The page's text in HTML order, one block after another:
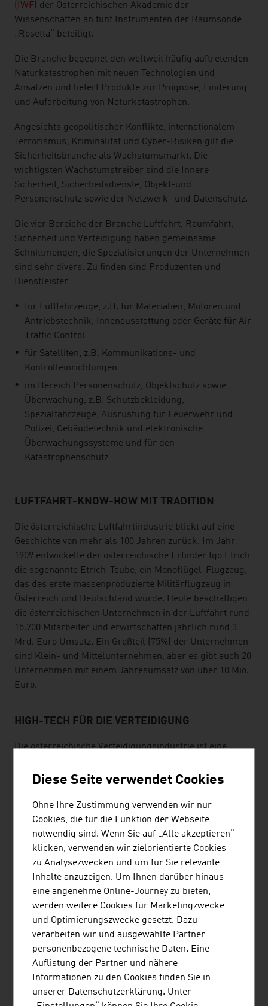
(IWF)
der Österreichischen Akademie der
Wissenschaften an fünf Instrumenten der Raumsonde
„Rosetta“ beteiligt.
Die Branche begegnet den weltweit häufig auftretenden
Naturkatastrophen mit neuen Technologien und
Ansätzen und liefert Produkte zur Prognose, Linderung
und Aufarbeitung von Naturkatastrophen.
Angesichts geopolitischer Konflikte, internationalem
Terrorismus, Kriminalität und Cyber-Risiken gilt die
Sicherheitsbranche als Wachstumsmarkt. Die
wichtigsten Wachstumstreiber sind die Innere
Sicherheit, Sicherheitsdienste, Objekt-und
Personenschutz sowie der Netzwerk- und Datenschutz.
Die vier Bereiche der Branche Luftfahrt, Raumfahrt,
Sicherheit und Verteidigung haben gemeinsame
Schnittmengen, die Spezialisierungen der Unternehmen
sind sehr divers. Zu finden sind Produzenten und
Dienstleister
für Luftfahrzeuge, z.B. für Materialien, Motoren und
Antriebstechnik, Innenausstattung oder Geräte für Air
Traffic Control
für Satelliten, z.B. Kommunikations- und
Kontrolleinrichtungen
im Bereich Personenschutz, Objektschutz sowie
Überwachung, z.B. Schutzbekleidung,
Spezialfahrzeuge, Ausrüstung für Feuerwehr und
Polizei, Gebäudetechnik und elektronische
Überwachungssysteme und für den
Katastrophenschutz
LUFTFAHRT-KNOW-HOW MIT TRADITION
Die österreichische Luftfahrtindustrie blickt auf eine
Geschichte von mehr als 100 Jahren zurück. Im Jahr
1909 entwickelte der österreichische Erfinder Igo Etrich
die sogenannte Etrich-Taube, ein Monoflügel-Flugzeug,
das das erste massenproduzierte Militärflugzeug in
Österreich und Deutschland wurde. Heute beschäftigen
die österreichischen Unternehmen in der Luftfahrt rund
15.700 Mitarbeiter und erwirtschaften jährlich rund 3
Mrd. Euro Umsatz. Ein Großteil (75%) der Unternehmen
sind Klein- und Mittelunternehmen, aber es gibt auch 20
Unternehmen mit einem Jahresumsatz von über 10 Mio.
Euro.
HIGH-TECH FÜR DIE VERTEIDIGUNG
Die österreichische Verteidigungsindustrie ist eine
Ein Großteil der Unternehmen stellen sogenannte Dual-
Bereich eingesetzt werden. Die österreichische
Sicherheits- und Verteidigungswirtschaft erzielt einen
Jahresumsatz von rund 3,3 Mrd. Euro.
SICHERHEIT FÜR WELTMÄRKTE
Produkte österreichischer Unternehmen aus der
Sicherheits-Branche sind auf der ganzen Welt im
Einsatz. Geliefert werden qualitativ hochwertige
Schutzbekleidung, Spezialfahrzeuge, Ausrüstung für
Feuerwehren und Polizei, Gebäudetechnik,
Brandmeldeanlagen sowie Alarm- und elektronische
Sicherheitssysteme. Auch im Bereich IT-Sicherheit
Diese Seite verwendet Cookies
Ohne Ihre Zustimmung verwenden wir nur
Cookies, die für die Funktion der Webseite
notwendig sind. Wenn Sie auf „Alle akzeptieren“
klicken, verwenden wir zielorientierte Cookies
zu Analysezwecken und um für Sie relevante
Inhalte anzuzeigen. Um Ihnen darüber hinaus
eine angenehme Online-Journey zu bieten,
werden weitere Cookies für Marketingzwecke
und Optimierungszwecke gesetzt. Dazu
verarbeiten wir und ausgewählte Partner
personenbezogene technische Daten. Eine
Auflistung der Partner und nähere
Informationen zu den Cookies finden Sie in
unserer Datenschutzerklärung. Unter